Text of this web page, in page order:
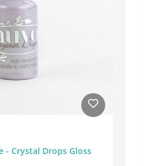
- Crystal Drops Gloss